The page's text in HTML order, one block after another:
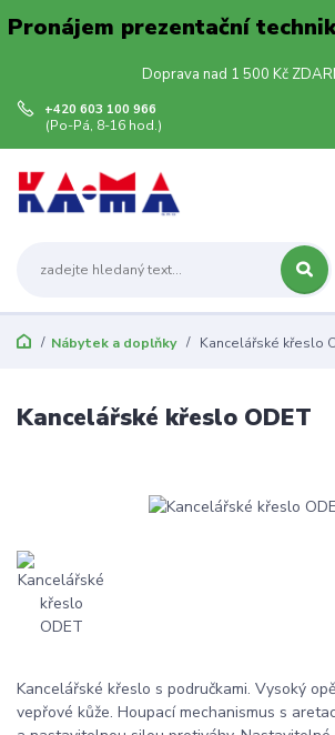
Pronájem prezentační
Doprava nad 1 500 Kč
+420 603 100 966
(Po-Pá, 8-16 hod.)
Nábytek a doplňky Kancelářské křeslo
Kancelářské křeslo ODET
Kancelářské křeslo s područkami. Vysoký
vepřové kůže. Houpací mechanismus s